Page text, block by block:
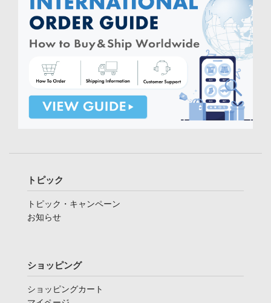
トピック
トピック・キャンペーン
お知らせ
ショッピング
ショッピングカート